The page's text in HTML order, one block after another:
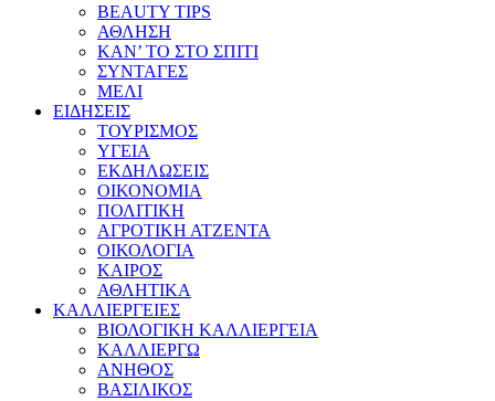
BEAUTY TIPS
ΑΘΛΗΣΗ
ΚΑΝ’ ΤΟ ΣΤΟ ΣΠΙΤΙ
ΣΥΝΤΑΓΕΣ
ΜΕΛΙ
ΕΙΔΗΣΕΙΣ
ΤΟΥΡΙΣΜΟΣ
ΥΓΕΙΑ
ΕΚΔΗΛΩΣΕΙΣ
ΟΙΚΟΝΟΜΙΑ
ΠΟΛΙΤΙΚΗ
ΑΓΡΟΤΙΚΗ ΑΤΖΕΝΤΑ
ΟΙΚΟΛΟΓΙΑ
ΚΑΙΡΟΣ
ΑΘΛΗΤΙΚΑ
ΚΑΛΛΙΕΡΓΕΙΕΣ
ΒΙΟΛΟΓΙΚΗ ΚΑΛΛΙΕΡΓΕΙΑ
ΚΑΛΛΙΕΡΓΩ
ΑΝΗΘΟΣ
ΒΑΣΙΛΙΚΟΣ